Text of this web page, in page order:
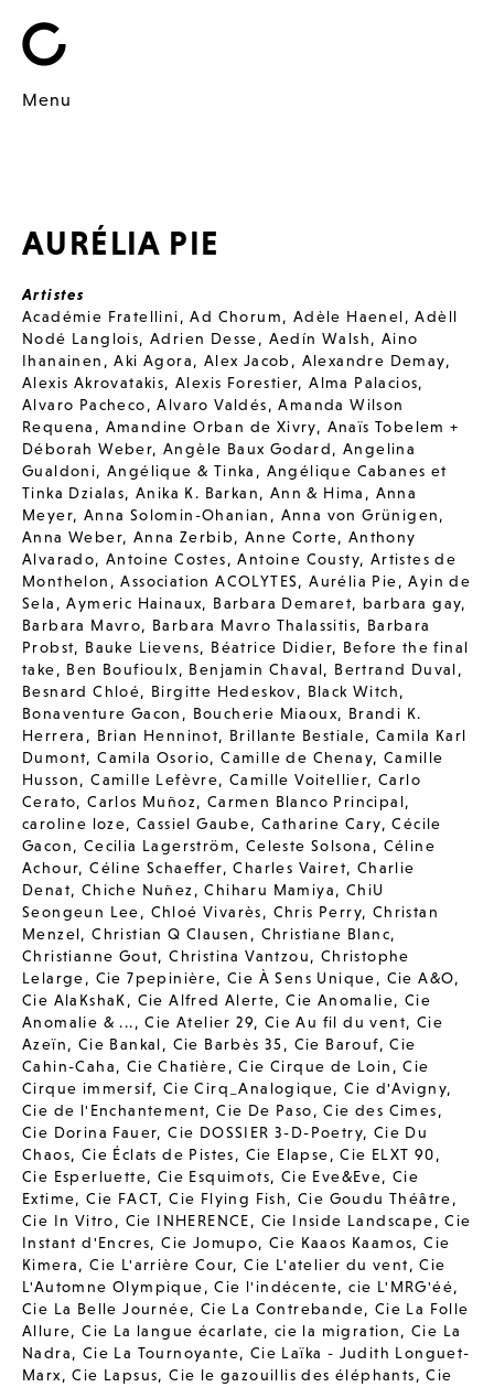
Menu
AURÉLIA PIE
Artistes
Académie Fratellini,Ad Chorum, Adèle Haenel,Adèll
Nodé Langlois,Adrien Desse, Aedín Walsh, Aino
Ihanainen ,Aki Agora, Alex Jacob , Alexandre Demay,
Alexis Akrovatakis,Alexis Forestier,Alma Palacios,
Alvaro Pacheco,Alvaro Valdés,Amanda Wilson
Requena , Amandine Orban de Xivry, Anaïs Tobelem +
Déborah Weber,Angèle Baux Godard,Angelina
Gualdoni,Angélique & Tinka , Angélique Cabanes et
Tinka Dzialas,Anika K. Barkan, Ann & Hima , Anna
Meyer, Anna Solomin-Ohanian , Anna von Grünigen,
Anna Weber, Anna Zerbib,Anne Corte, Anthony
Alvarado,Antoine Costes,Antoine Cousty, Artistes de
Monthelon ,Association ACOLYTES,Aurélia Pie,Ayin de
Sela ,Aymeric Hainaux, Barbara Demaret, barbara gay,
Barbara Mavro, Barbara Mavro Thalassitis, Barbara
Probst, Bauke Lievens, Béatrice Didier, Before the final
take, Ben Boufioulx, Benjamin Chaval, Bertrand Duval,
Besnard Chloé, Birgitte Hedeskov, Black Witch,
Bonaventure Gacon , Boucherie Miaoux, Brandi K.
Herrera , Brian Henninot, Brillante Bestiale,Camila Karl
Dumont,Camila Osorio,Camille de Chenay, Camille
Husson,Camille Lefèvre,Camille Voitellier,Carlo
Cerato,Carlos Muñoz, Carmen Blanco Principal,
caroline loze,Cassiel Gaube,Catharine Cary,Cécile
Gacon, Cecilia Lagerström, Celeste Solsona , Céline
Achour,Céline Schaeffer,Charles Vairet, Charlie
Denat, Chiche Nuñez ,Chiharu Mamiya, ChiU
Seongeun Lee, Chloé Vivarès, Chris Perry, Christan
Menzel,Christian Q Clausen , Christiane Blanc,
Christianne Gout,Christina Vantzou, Christophe
Lelarge, Cie 7pepinière,Cie À Sens Unique, Cie A&O,
Cie AlaKshaK, Cie Alfred Alerte,Cie Anomalie, Cie
Anomalie & ...,Cie Atelier 29, Cie Au fil du vent, Cie
Azeïn, Cie Bankal, Cie Barbès 35, Cie Barouf,Cie
Cahin-Caha, Cie Chatière,Cie Cirque de Loin ,Cie
Cirque immersif, Cie Cirq_Analogique,Cie d'Avigny,
Cie de l'Enchantement,Cie De Paso,Cie des Cimes,
Cie Dorina Fauer,Cie DOSSIER 3-D-Poetry, Cie Du
Chaos, Cie Éclats de Pistes, Cie Elapse,Cie ELXT 90,
Cie Esperluette, Cie Esquimots, Cie Eve&Eve,Cie
Extime,Cie FACT,Cie Flying Fish,Cie Goudu Théâtre,
Cie In Vitro, Cie INHERENCE, Cie Inside Landscape,Cie
Instant d'Encres,Cie Jomupo,Cie Kaaos Kaamos,Cie
Kimera,Cie L'arrière Cour,Cie L'atelier du vent,Cie
L'Automne Olympique,Cie l'indécente,cie L'MRG'éé,
Cie La Belle Journée, Cie La Contrebande, Cie La Folle
Allure,Cie La langue écarlate, cie la migration,Cie La
Nadra, Cie La Tournoyante, Cie Laïka - Judith Longuet-
Marx,Cie Lapsus,Cie le gazouillis des éléphants,Cie